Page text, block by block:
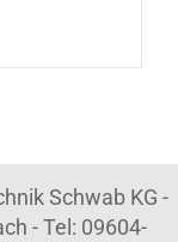
Schwab KG -
- Tel: 09604-